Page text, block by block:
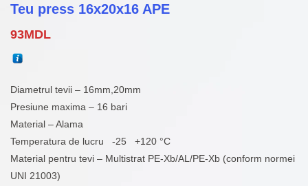
Teu press 16x20x16 APE
93MDL
Diametrul tevii – 16mm,20mm
Presiune maxima – 16 bari
Material – Alama
Temperatura de lucru -25 +120 °С
Material pentru tevi – Multistrat PE-Xb/AL/PE-Xb (conform normei
UNI 21003)